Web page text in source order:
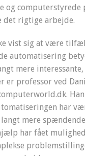
og computerstyrede
det rigtige arbejde.
vist sig at være
automatisering
mere interessante,
er professor ved
har
mere
har fået